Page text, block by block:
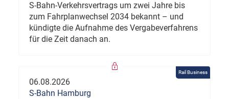
S-Bahn-Verkehrsvertrags um zwei Jahre bis
zum Fahrplanwechsel 2034 bekannt – und
kündigte die Aufnahme des Vergabeverfahrens
für die Zeit danach an.
Rail Business
06.08.2026
S-Bahn Hamburg